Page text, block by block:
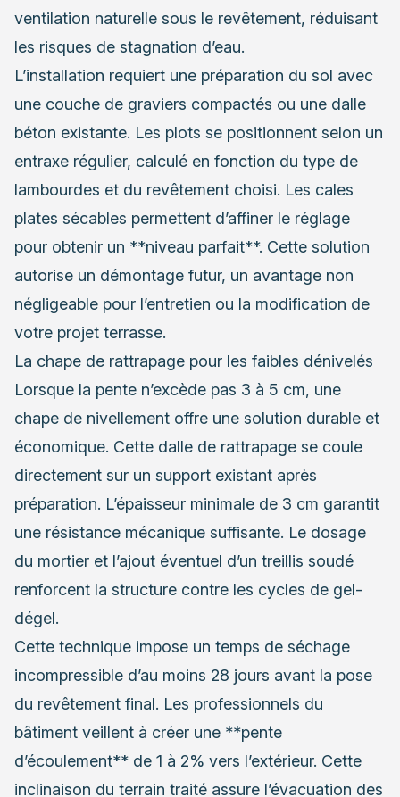
ventilation naturelle sous le revêtement, réduisant
les risques de stagnation d’eau.
L’installation requiert une préparation du sol avec
une couche de graviers compactés ou une dalle
béton existante. Les plots se positionnent selon un
entraxe régulier, calculé en fonction du type de
lambourdes et du revêtement choisi. Les cales
plates sécables permettent d’affiner le réglage
pour obtenir un **niveau parfait**. Cette solution
autorise un démontage futur, un avantage non
négligeable pour l’entretien ou la modification de
votre projet terrasse.
La chape de rattrapage pour les faibles dénivelés
Lorsque la pente n’excède pas 3 à 5 cm, une
chape de nivellement offre une solution durable et
économique. Cette dalle de rattrapage se coule
directement sur un support existant après
préparation. L’épaisseur minimale de 3 cm garantit
une résistance mécanique suffisante. Le dosage
du mortier et l’ajout éventuel d’un treillis soudé
renforcent la structure contre les cycles de gel-
dégel.
Cette technique impose un temps de séchage
incompressible d’au moins 28 jours avant la pose
du revêtement final. Les professionnels du
bâtiment veillent à créer une **pente
d’écoulement** de 1 à 2% vers l’extérieur. Cette
inclinaison du terrain traité assure l’évacuation des